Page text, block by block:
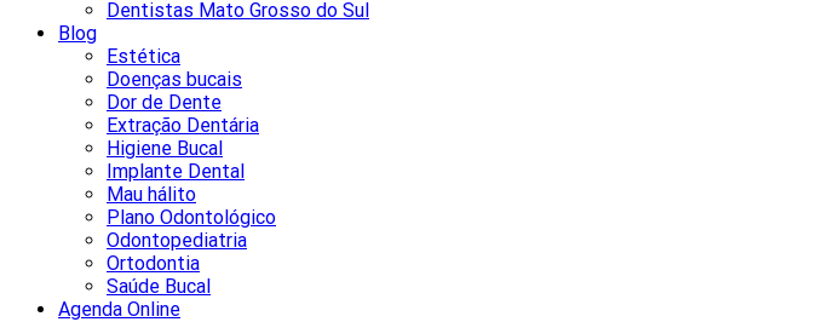
Dentistas Mato Grosso do Sul
Blog
Estética
Doenças bucais
Dor de Dente
Extração Dentária
Higiene Bucal
Implante Dental
Mau hálito
Plano Odontológico
Odontopediatria
Ortodontia
Saúde Bucal
Agenda Online